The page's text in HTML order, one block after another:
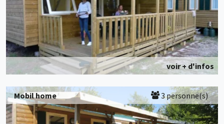
voir + d'infos
Mobil home 3 personne(s)